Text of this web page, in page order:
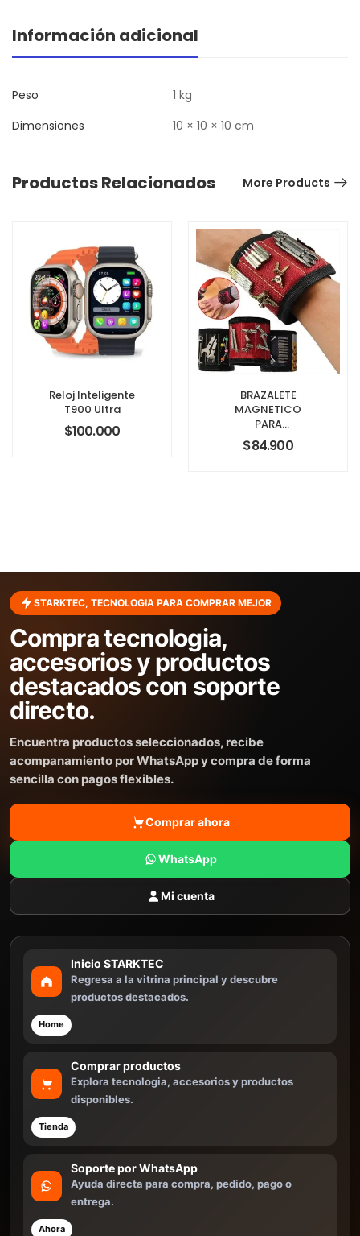
Información adicional
Peso
1 kg
Dimensiones
10 × 10 × 10 cm
Productos Relacionados More Products
Reloj Inteligente
T900 Ultra
$100.000
BRAZALETE
MAGNETICO
PARA
HERRAMIENTAS
$84.900
STARKTEC, TECNOLOGIA PARA COMPRAR MEJOR
Compra tecnologia,
accesorios y productos
destacados con soporte
directo.
Encuentra productos seleccionados, recibe
acompanamiento por WhatsApp y compra de forma
sencilla con pagos flexibles.
Comprar ahora
WhatsApp
Mi cuenta
Inicio STARKTEC
Regresa a la vitrina principal y descubre
productos destacados.
Home
Comprar productos
Explora tecnologia, accesorios y productos
disponibles.
Tienda
Soporte por WhatsApp
Ayuda directa para compra, pedido, pago o
entrega.
Ahora